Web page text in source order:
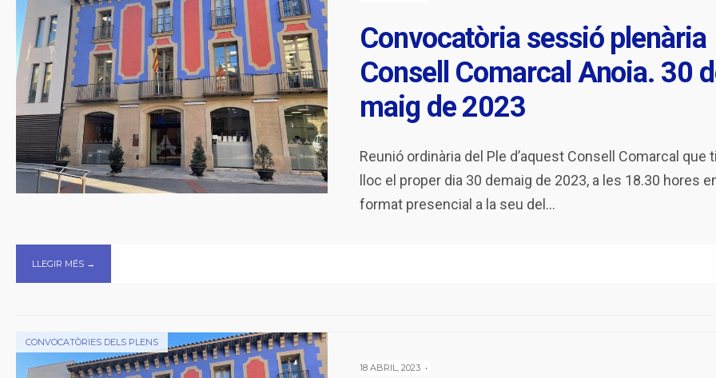
Convocatòria sessió plenària
Consell Comarcal Anoia. 30
maig de 2023
Reunió ordinària del Ple d’aquest Consell Comarcal que
lloc el proper dia 30 demaig de 2023, a les 18.30 hores
format presencial a la seu del...
LLEGIR MÉS →
CONVOCATÒRIES DELS PLENS
18 ABRIL, 2023 •